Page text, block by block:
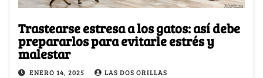
Trastearse estresa a los gatos: así debe
prepararlos para evitarle estrés y
malestar
ENERO 14, 2025 LAS DOS ORILLAS